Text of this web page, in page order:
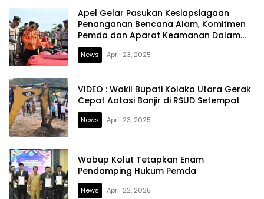
Apel Gelar Pasukan Kesiapsiagaan
Penanganan Bencana Alam, Komitmen
Pemda dan Aparat Keamanan Dalam
Menjaga Masyarakat Kolut
News April 23, 2025
VIDEO : Wakil Bupati Kolaka Utara Gerak
Cepat Aatasi Banjir di RSUD Setempat
News April 23, 2025
Wabup Kolut Tetapkan Enam
Pendamping Hukum Pemda
News April 22, 2025